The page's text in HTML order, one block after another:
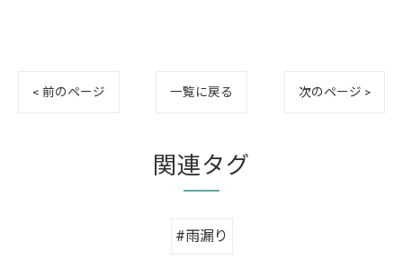
< 前のページ 一覧に戻る 次のページ >
関連タグ
#雨漏り